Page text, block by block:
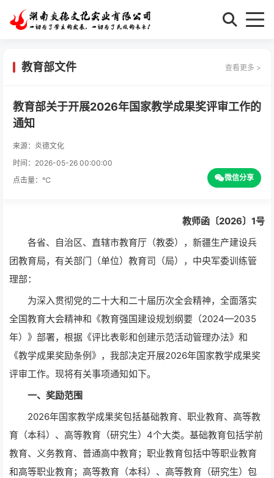
教育部文件 查看更多 >
教育部关于开展2026年国家教学成果奖评审工作的
通知
来源：炎德文化
时间：2026-05-26 00:00:00
点击量： ℃ 微信分享
教师函〔2026〕1号
各省、自治区、直辖市教育厅（教委），新疆生产建设兵
团教育局，有关部门（单位）教育司（局），中央军委训练管
理部：
为深入贯彻党的二十大和二十届历次全会精神，全面落实
全国教育大会精神和《教育强国建设规划纲要（2024—2035
年）》部署，根据《评比表彰和创建示范活动管理办法》和
《教学成果奖励条例》，我部决定开展2026年国家教学成果奖
评审工作。现将有关事项通知如下。
一、奖励范围
2026年国家教学成果奖包括基础教育、职业教育、高等教
育（本科）、高等教育（研究生）4个大类。基础教育包括学前
教育、义务教育、普通高中教育；职业教育包括中等职业教育
和高等职业教育；高等教育（本科）、高等教育（研究生）包